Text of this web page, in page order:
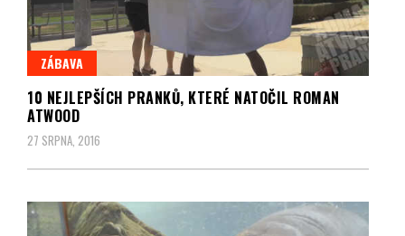
ZÁBAVA
10 NEJLEPŠÍCH PRANKŮ, KTERÉ NATOČIL ROMAN
ATWOOD
27 SRPNA, 2016